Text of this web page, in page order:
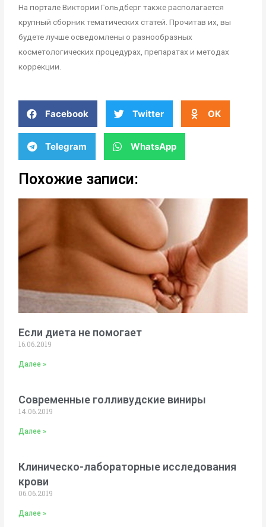
На портале Виктории Гольдберг также располагается
крупный сборник тематических статей. Прочитав их, вы
будете лучше осведомлены о разнообразных
косметологических процедурах, препаратах и методах
коррекции.
Facebook Twitter OK
Telegram WhatsApp
Похожие записи:
Если диета не помогает
16.06.2019
Далее »
Современные голливудские виниры
14.06.2019
Далее »
Клиническо-лабораторные исследования
крови
06.06.2019
Далее »